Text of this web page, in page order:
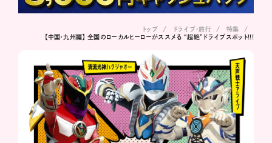
トップ ドライブ･旅行
特集
【中国・九州編】 全国のローカルヒーローがススメる “超絶”ドライブスポット!!!